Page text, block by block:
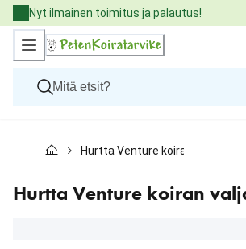
Skip
to
Content
Nyt ilmainen toimitus ja palautus!
Kissat
Eläinlääkäriruoat
Tuotemerkit
Hurtta Venture koiran valjaat,
Hurtta Venture koiran